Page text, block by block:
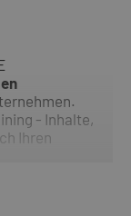
- Inhalte,
Ihren